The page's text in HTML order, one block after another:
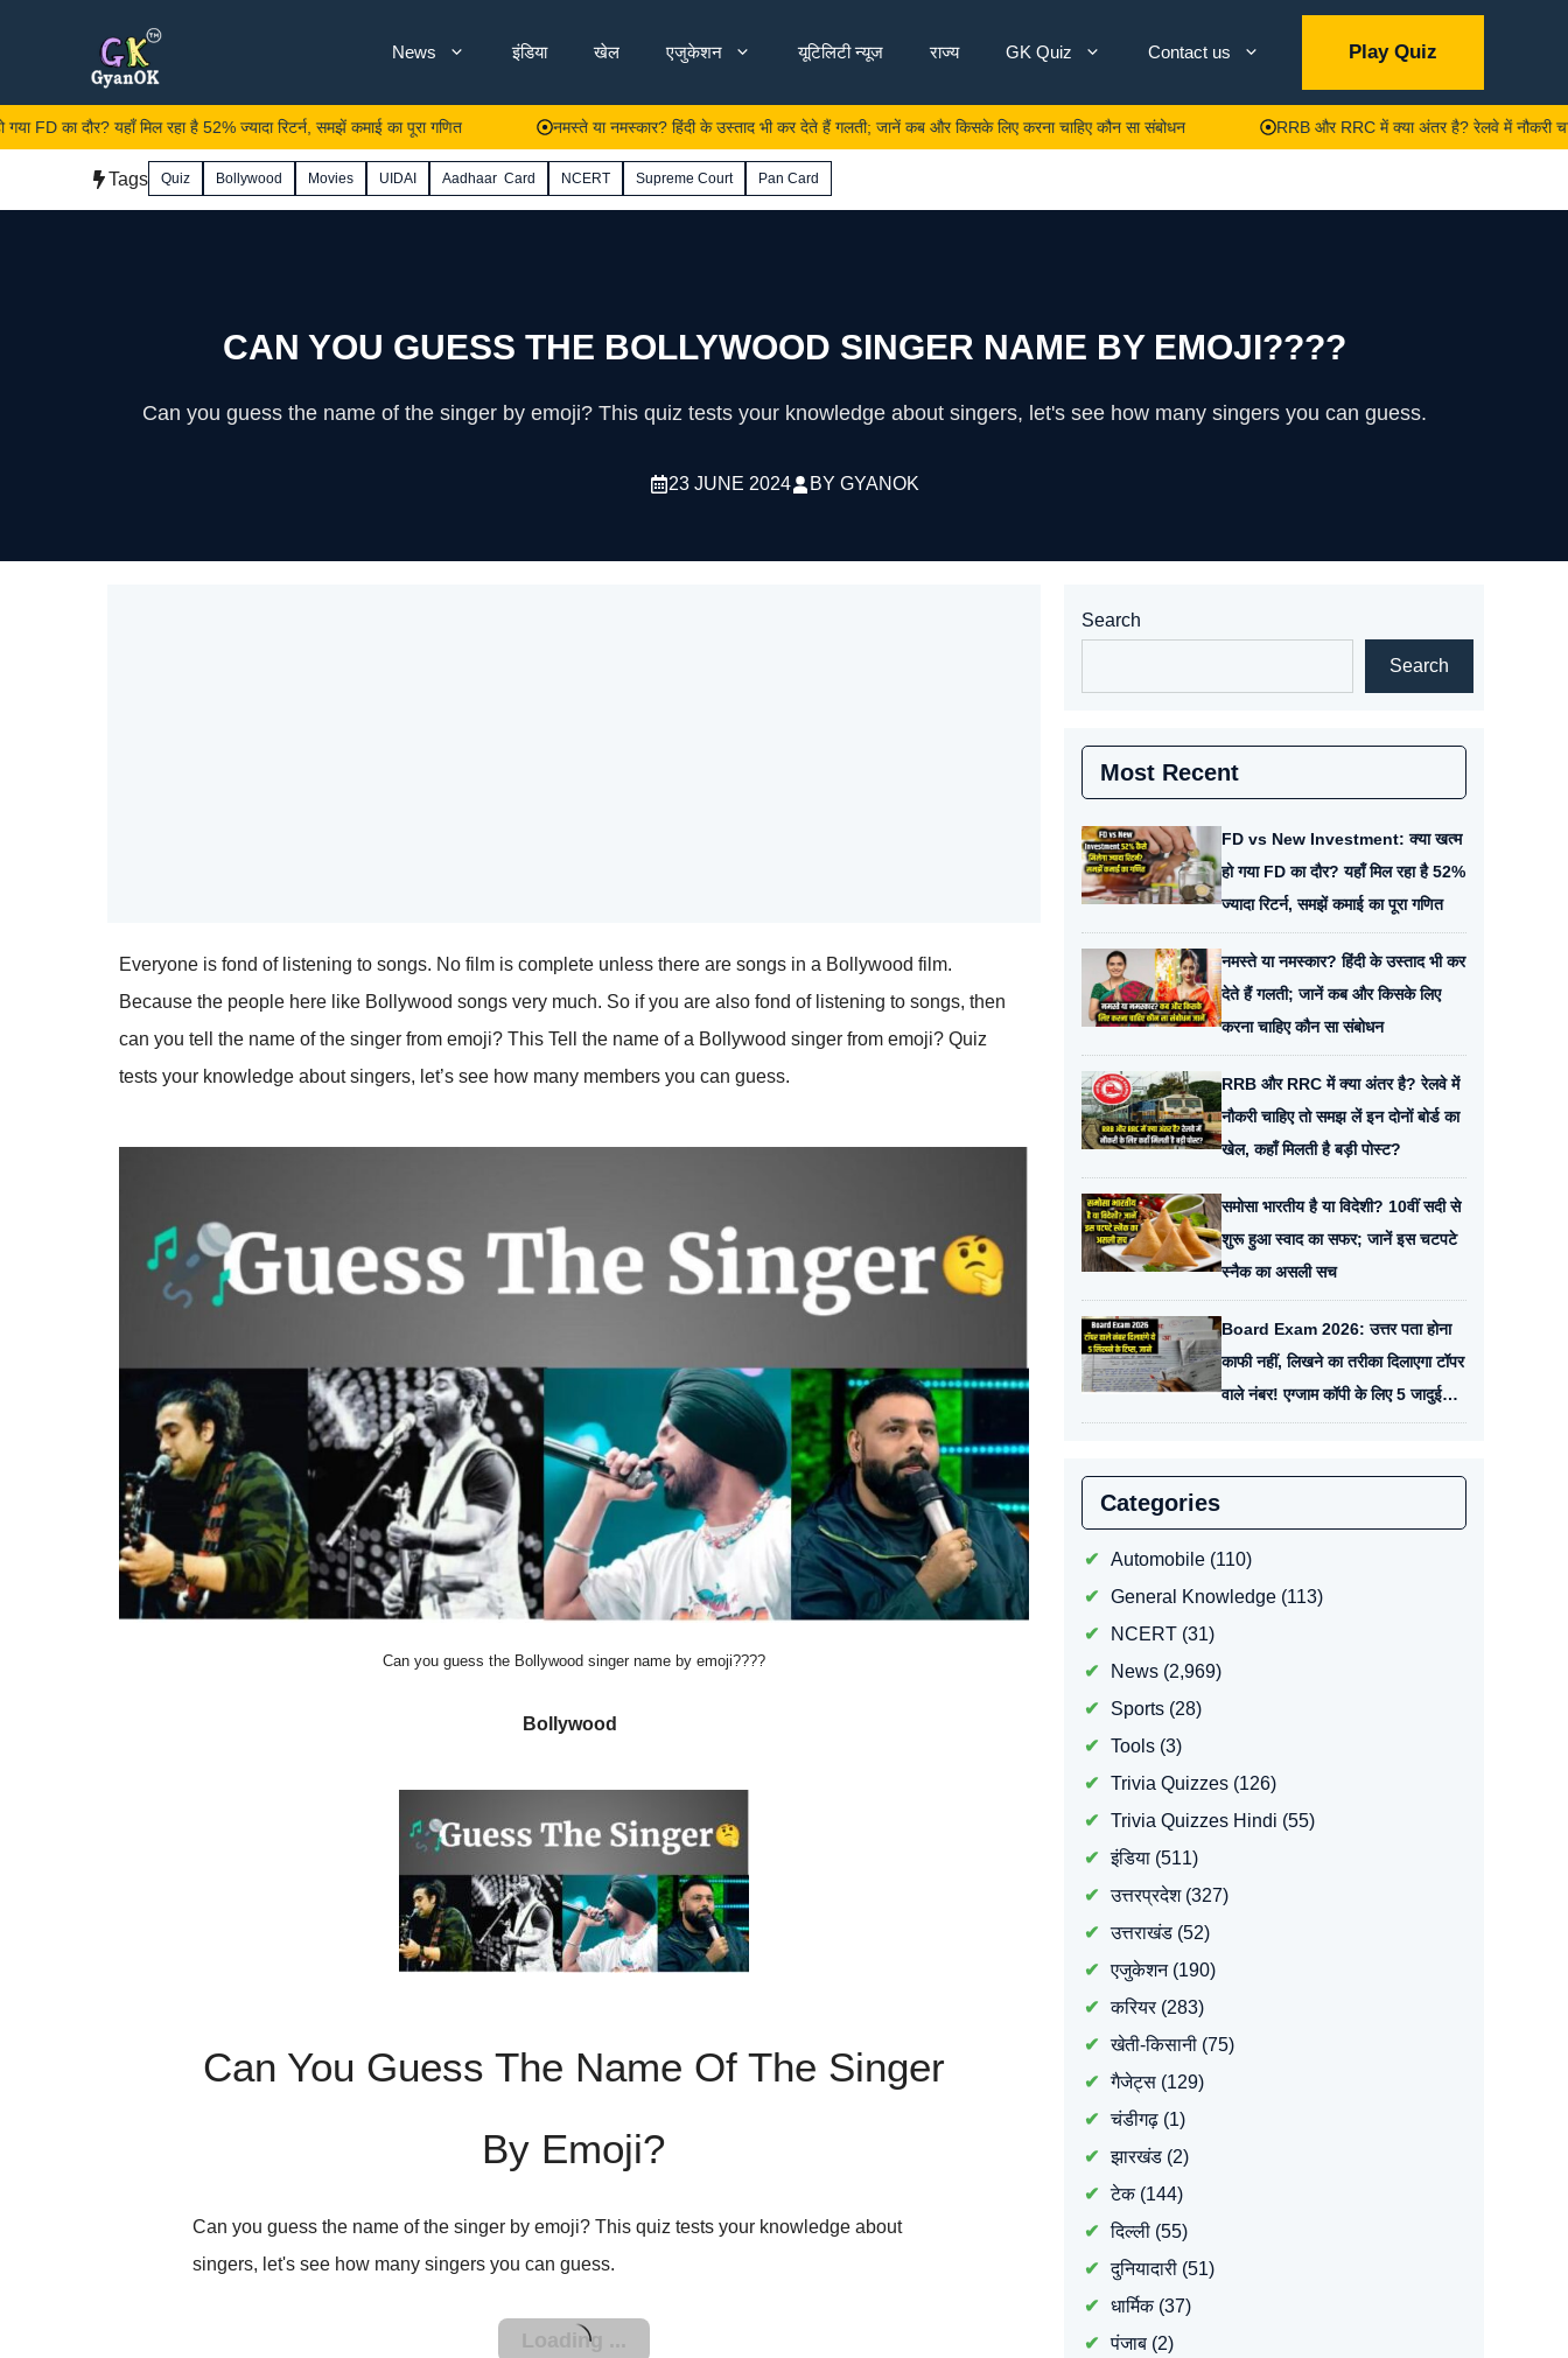
News इंडिया खेल एजुकेशन यूटिलिटी न्यूज राज्य GK Quiz Contact us Play Quiz
यहाँ मिल रहा है 52% ज्यादा रिटर्न, समझें कमाई का पूरा गणित नमस्ते या नमस्कार? हिंदी के उस्ताद भी कर देते हैं गलती; जानें कब और किसके लिए करना चाहिए कौन सा संबोधन RRB और RRC में क्या अंतर है? रेलवे में नौकरी चाहिए तो
Tags Quiz Bollywood Movies UIDAI Aadhaar Card NCERT Supreme Court Pan Card
CAN YOU GUESS THE BOLLYWOOD SINGER NAME BY EMOJI????
Can you guess the name of the singer by emoji? This quiz tests your knowledge about singers, let's see how many singers you can guess.
23 JUNE 2024 BY GYANOK
Everyone is fond of listening to songs. No film is complete unless there are songs in a Bollywood film.
Because the people here like Bollywood songs very much. So if you are also fond of listening to songs, then
can you tell the name of the singer from emoji? This Tell the name of a Bollywood singer from emoji? Quiz
tests your knowledge about singers, let’s see how many members you can guess.
Can you guess the Bollywood singer name by emoji????
Bollywood
Can You Guess The Name Of The Singer
By Emoji?
Can you guess the name of the singer by emoji? This quiz tests your knowledge about
singers, let's see how many singers you can guess.
Search
Search
Most Recent
FD vs New Investment: क्या खत्म
हो गया FD का दौर? यहाँ मिल रहा है 52%
ज्यादा रिटर्न, समझें कमाई का पूरा गणित
नमस्ते या नमस्कार? हिंदी के उस्ताद भी कर
देते हैं गलती; जानें कब और किसके लिए
करना चाहिए कौन सा संबोधन
RRB और RRC में क्या अंतर है? रेलवे में
नौकरी चाहिए तो समझ लें इन दोनों बोर्ड का
खेल, कहाँ मिलती है बड़ी पोस्ट?
समोसा भारतीय है या विदेशी? 10वीं सदी से
शुरू हुआ स्वाद का सफर; जानें इस चटपटे
स्नैक का असली सच
Board Exam 2026: उत्तर पता होना
काफी नहीं, लिखने का तरीका दिलाएगा टॉपर
वाले नंबर! एग्जाम कॉपी के लिए 5 जादुई
टिप्स
Categories
Automobile(110)
General Knowledge(113)
NCERT(31)
News(2,969)
Sports(28)
Tools(3)
Trivia Quizzes(126)
Trivia Quizzes Hindi (55)
इंडिया(511)
उत्तरप्रदेश(327)
उत्तराखंड(52)
एजुकेशन(190)
करियर(283)
खेती-किसानी(75)
गैजेट्स(129)
चंडीगढ़(1)
झारखंड(2)
टेक(144)
दिल्ली(55)
दुनियादारी(51)
धार्मिक(37)
पंजाब(2)